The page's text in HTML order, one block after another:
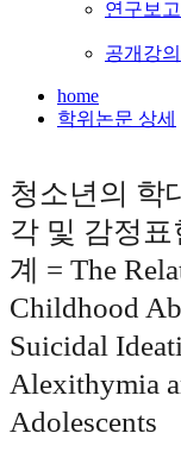
연구보
공개강의
home
학위논문 상세
청소년의 학
각 및 감정
계 = The
Childhood
Suicidal
Alexithymia
Adolescents